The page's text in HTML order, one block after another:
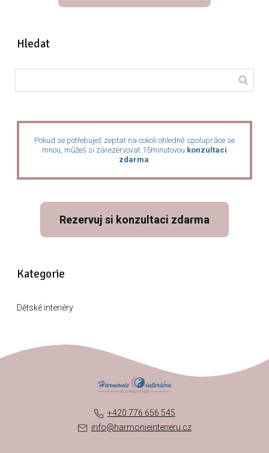
Hledat
Pokud se potřebuješ zeptat na cokoli ohledně spolupráce se
mnou, můžeš si zarezervovat 15minutovou konzultaci
zdarma
Rezervuj si konzultaci zdarma
Kategorie
Dětské interiéry
+420 776 656 545
info@harmonieinterieru.cz